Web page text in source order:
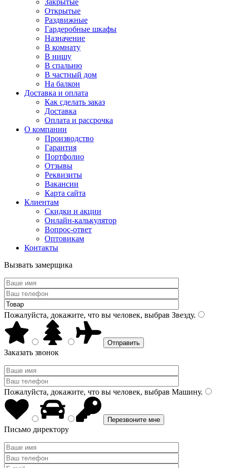
Закрытые
Открытые
Раздвижные
Гардеробные шкафы
Назначение
В комнату
В нишу
В спальню
В частный дом
На балкон
Доставка и оплата
Как сделать заказ
Доставка
Оплата и рассрочка
О компании
Производство
Гарантия
Портфолио
Отзывы
Реквизиты
Вакансии
Карта сайта
Клиентам
Скидки и акции
Онлайн-калькулятор
Вопрос-ответ
Оптовикам
Контакты
Вызвать замерщика
Пожалуйста, докажите, что вы человек, выбрав Звезду.
Заказать звонок
Пожалуйста, докажите, что вы человек, выбрав Машину.
Письмо директору